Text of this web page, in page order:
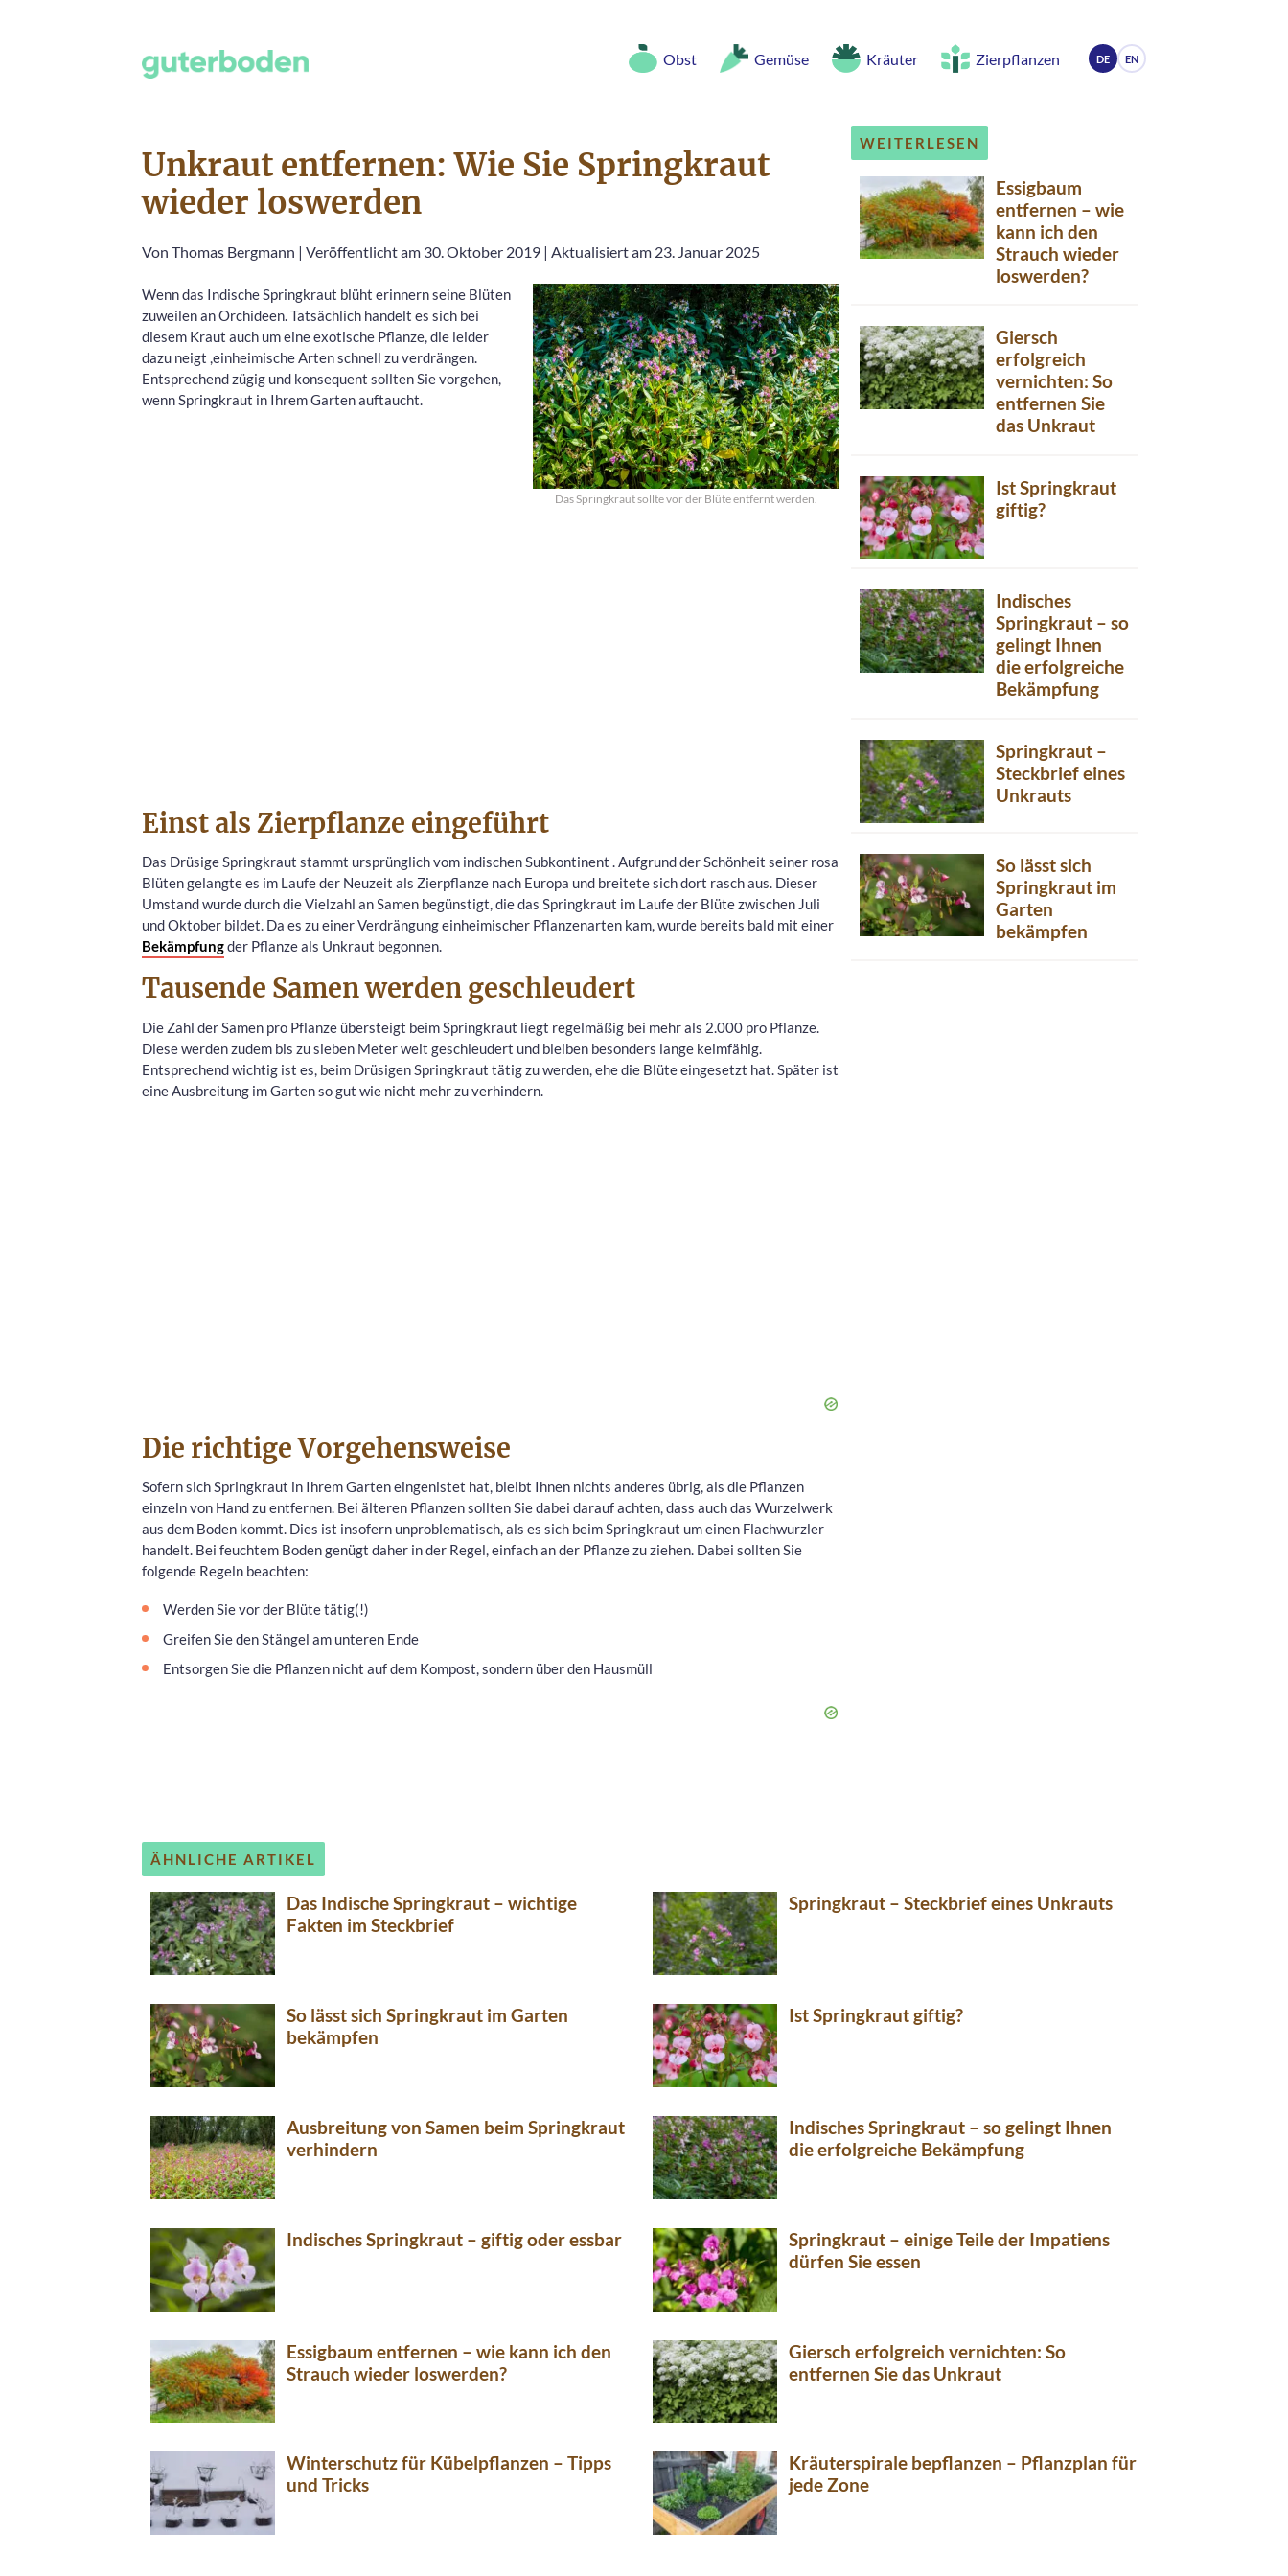
Obst Gemüse Kräuter Zierpflanzen DE EN
Unkraut entfernen: Wie Sie Springkraut
wieder loswerden
Von Thomas Bergmann | Veröffentlicht am 30. Oktober 2019 | Aktualisiert am 23. Januar 2025
Das Springkraut sollte vor der Blüte entfernt werden.
Wenn das Indische Springkraut blüht erinnern seine Blüten
zuweilen an Orchideen. Tatsächlich handelt es sich bei
diesem Kraut auch um eine exotische Pflanze, die leider
dazu neigt ,einheimische Arten schnell zu verdrängen.
Entsprechend zügig und konsequent sollten Sie vorgehen,
wenn Springkraut in Ihrem Garten auftaucht.
Einst als Zierpflanze eingeführt
Das Drüsige Springkraut stammt ursprünglich vom indischen Subkontinent . Aufgrund der Schönheit seiner rosa
Blüten gelangte es im Laufe der Neuzeit als Zierpflanze nach Europa und breitete sich dort rasch aus. Dieser
Umstand wurde durch die Vielzahl an Samen begünstigt, die das Springkraut im Laufe der Blüte zwischen Juli
und Oktober bildet. Da es zu einer Verdrängung einheimischer Pflanzenarten kam, wurde bereits bald mit einer
Bekämpfungder Pflanze als Unkraut begonnen.
Tausende Samen werden geschleudert
Die Zahl der Samen pro Pflanze übersteigt beim Springkraut liegt regelmäßig bei mehr als 2.000 pro Pflanze.
Diese werden zudem bis zu sieben Meter weit geschleudert und bleiben besonders lange keimfähig.
Entsprechend wichtig ist es, beim Drüsigen Springkraut tätig zu werden, ehe die Blüte eingesetzt hat. Später ist
eine Ausbreitung im Garten so gut wie nicht mehr zu verhindern.
Die richtige Vorgehensweise
Sofern sich Springkraut in Ihrem Garten eingenistet hat, bleibt Ihnen nichts anderes übrig, als die Pflanzen
einzeln von Hand zu entfernen. Bei älteren Pflanzen sollten Sie dabei darauf achten, dass auch das Wurzelwerk
aus dem Boden kommt. Dies ist insofern unproblematisch, als es sich beim Springkraut um einen Flachwurzler
handelt. Bei feuchtem Boden genügt daher in der Regel, einfach an der Pflanze zu ziehen. Dabei sollten Sie
folgende Regeln beachten:
Werden Sie vor der Blüte tätig(!)
Greifen Sie den Stängel am unteren Ende
Entsorgen Sie die Pflanzen nicht auf dem Kompost, sondern über den Hausmüll
WEITERLESEN
Essigbaum
entfernen – wie
kann ich den
Strauch wieder
loswerden?
Giersch
erfolgreich
vernichten: So
entfernen Sie
das Unkraut
Ist Springkraut
giftig?
Indisches
Springkraut – so
gelingt Ihnen
die erfolgreiche
Bekämpfung
Springkraut –
Steckbrief eines
Unkrauts
So lässt sich
Springkraut im
Garten
bekämpfen
ÄHNLICHE ARTIKEL
Das Indische Springkraut – wichtige
Fakten im Steckbrief
Springkraut – Steckbrief eines Unkrauts
So lässt sich Springkraut im Garten
bekämpfen
Ist Springkraut giftig?
Ausbreitung von Samen beim Springkraut
verhindern
Indisches Springkraut – so gelingt Ihnen
die erfolgreiche Bekämpfung
Indisches Springkraut – giftig oder essbar
Springkraut – einige Teile der Impatiens
dürfen Sie essen
Essigbaum entfernen – wie kann ich den
Strauch wieder loswerden?
Giersch erfolgreich vernichten: So
entfernen Sie das Unkraut
Winterschutz für Kübelpflanzen – Tipps
und Tricks
Kräuterspirale bepflanzen – Pflanzplan für
jede Zone